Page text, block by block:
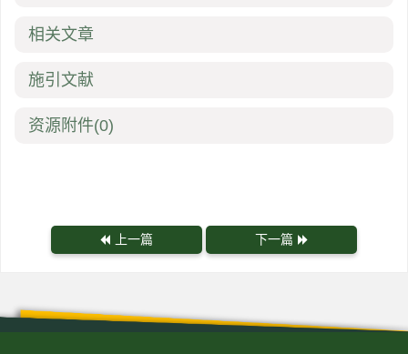
相关文章
施引文献
资源附件(0)
上一篇 下一篇